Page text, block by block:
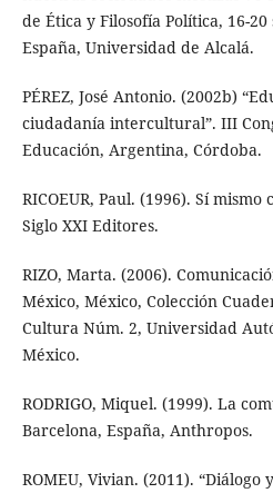
de Ética y Filosofía Política, 16-
España, Universidad de Alcalá.
PÉREZ, José Antonio. (2002b)
ciudadanía intercultural”. III
Educación, Argentina, Córdoba.
RICOEUR, Paul. (1996). Sí
Siglo XXI Editores.
RIZO, Marta. (2006).
México, México, Colección
Cultura Núm. 2, Universidad
México.
RODRIGO, Miquel. (1999). La
Barcelona, España, Anthropos.
ROMEU, Vivian. (2011). “Diálogo